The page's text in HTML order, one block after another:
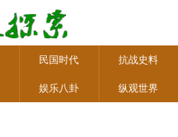
民国时代 抗战史料
娱乐八卦 纵观世界